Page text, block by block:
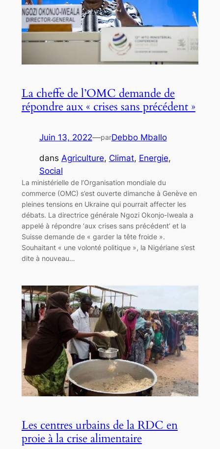
La cheffe de l’OMC demande de
répondre aux « crises sans précédent »
Juin 13, 2022—parDebbo Mballo
dans Agriculture, Climat, Energie
Social
La ministérielle de l’Organisation mondiale du
commerce (OMC) s’est ouverte dimanche à Genève en
pleines tensions en Ukraine qui pourrait affecter les
débats. La directrice générale Ngozi Okonjo-Iweala a
appelé à répondre ‘aux crises sans précédent’ et la
Suisse demande de « garder la tête froide ».
Souhaitant « une volonté politique », la Nigériane s’est
dite à nouveau…
Les centres urbains de la RDC en
proie à la crise alimentaire